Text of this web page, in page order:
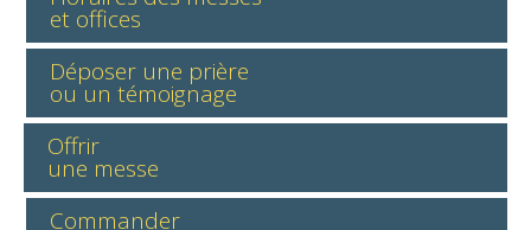
et offices
Déposer une prière
ou un témoignage
Offrir
une messe
Commander